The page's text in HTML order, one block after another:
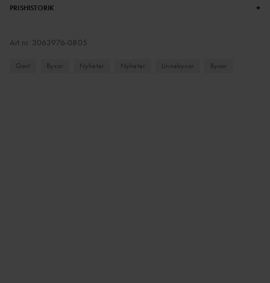
PRISHISTORIK +
Art.nr. 3063976-0805
Gant Byxor Nyheter Nyheter Linnebyxor Byxor